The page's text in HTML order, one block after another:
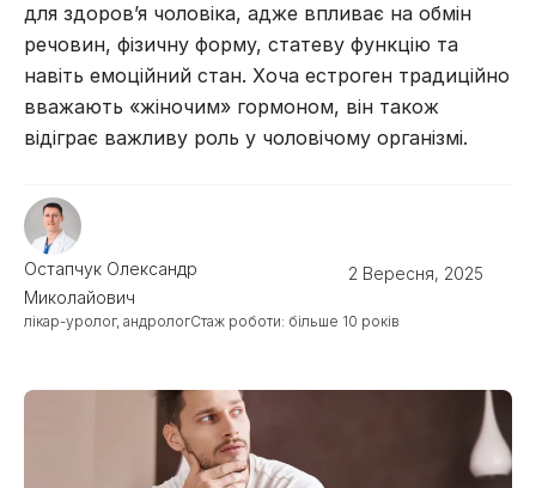
для здоров’я чоловіка, адже впливає на обмін
речовин, фізичну форму, статеву функцію та
навіть емоційний стан. Хоча естроген традиційно
вважають «жіночим» гормоном, він також
відіграє важливу роль у чоловічому організмі.
Остапчук Олександр
Миколайович
лікар-уролог, андрологСтаж роботи: більше 10 років
2 Вересня, 2025